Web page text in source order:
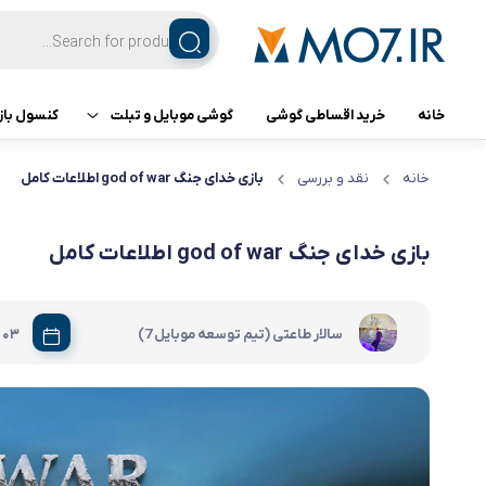
خانه خرید اقساطی گوشی گوشی موبایل و تبلت
تبلت
گوشی شیائومی
گوشی ناتینگ فون
کنسول
کنسول خانه نقد و بررسی بازی خدای جنگ god of war اطلاعات کامل
بازی خدای جنگ god of war اطلاعات کامل
سالار طاعتی (تیم توسعه موبایل 7) 03 مرداد 1402